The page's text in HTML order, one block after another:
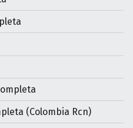
(Colombia Rcn)